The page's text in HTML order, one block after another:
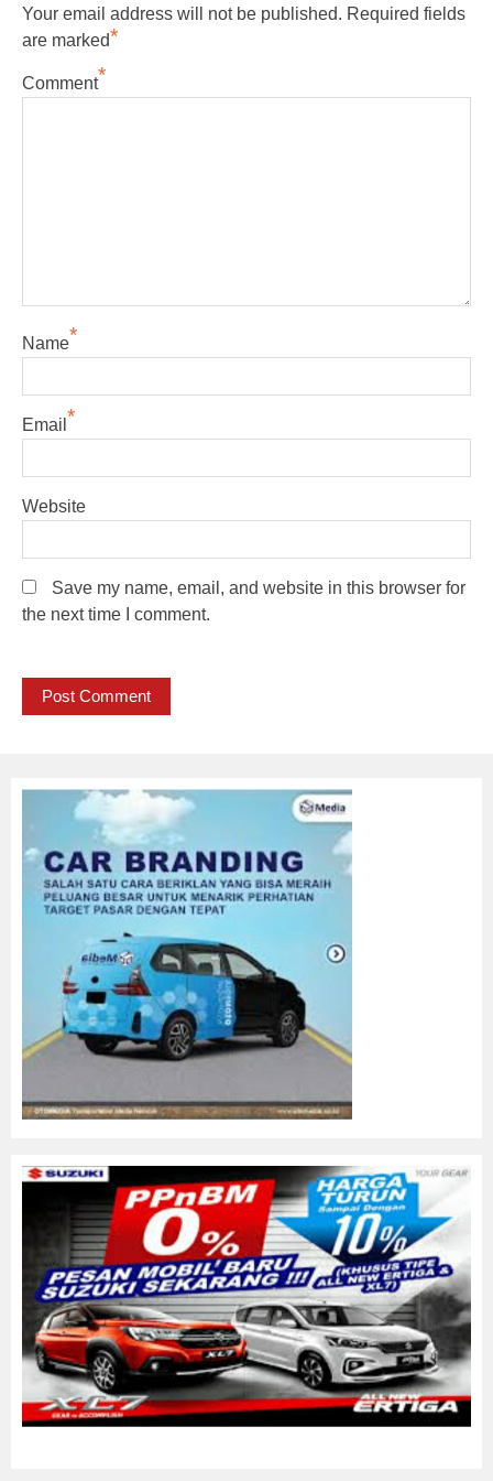
Your email address will not be published. Required fields
are marked*
Comment*
Name*
Email *
Website
Save my name, email, and website in this browser for
the next time I comment.